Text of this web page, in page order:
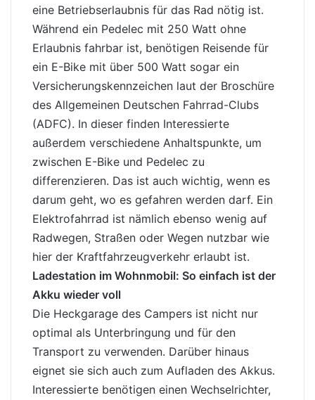
eine Betriebserlaubnis für das Rad nötig ist.
Während ein Pedelec mit 250 Watt ohne
Erlaubnis fahrbar ist, benötigen Reisende für
ein E-Bike mit über 500 Watt sogar ein
Versicherungskennzeichen laut der Broschüre
des Allgemeinen Deutschen Fahrrad-Clubs
(ADFC). In dieser finden Interessierte
außerdem verschiedene Anhaltspunkte, um
zwischen E-Bike und Pedelec zu
differenzieren. Das ist auch wichtig, wenn es
darum geht, wo es gefahren werden darf. Ein
Elektrofahrrad ist nämlich ebenso wenig auf
Radwegen, Straßen oder Wegen nutzbar wie
hier der Kraftfahrzeugverkehr erlaubt ist.
Ladestation im Wohnmobil: So einfach ist der
Akku wieder voll
Die Heckgarage des Campers ist nicht nur
optimal als Unterbringung und für den
Transport zu verwenden. Darüber hinaus
eignet sie sich auch zum Aufladen des Akkus.
Interessierte benötigen einen Wechselrichter,